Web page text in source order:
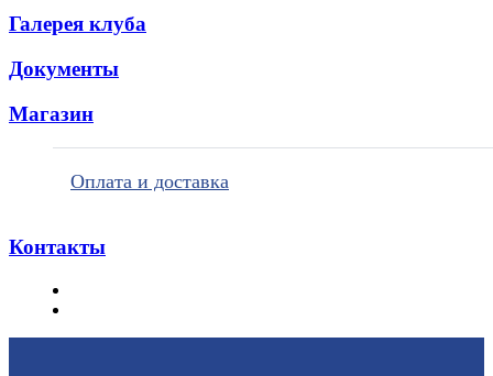
Галерея клуба
Документы
Магазин
Оплата и доставка
Контакты